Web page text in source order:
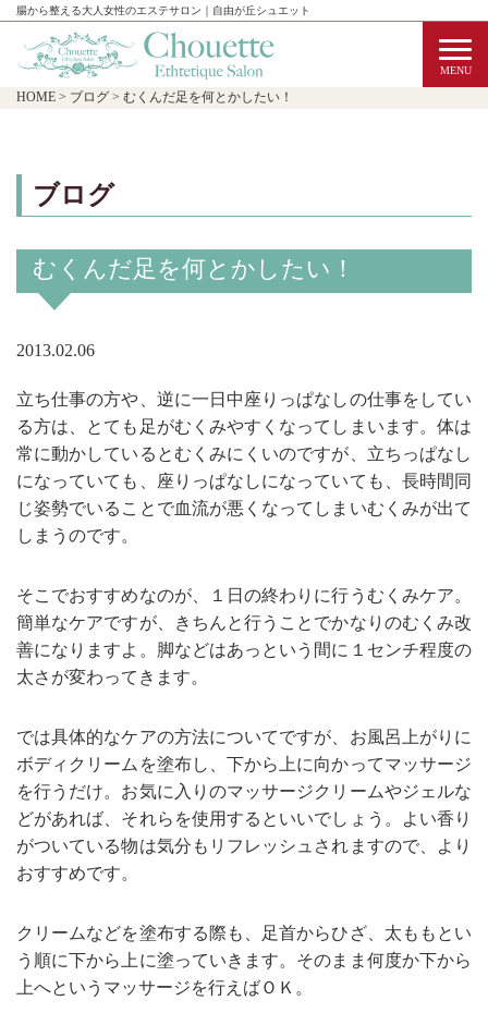
腸から整える大人女性のエステサロン｜自由が丘シュエット
HOME > ブログ > むくんだ足を何とかしたい！
ブログ
むくんだ足を何とかしたい！
2013.02.06
立ち仕事の方や、逆に一日中座りっぱなしの仕事をしてい
る方は、とても足がむくみやすくなってしまいます。体は
常に動かしているとむくみにくいのですが、立ちっぱなし
になっていても、座りっぱなしになっていても、長時間同
じ姿勢でいることで血流が悪くなってしまいむくみが出て
しまうのです。
そこでおすすめなのが、１日の終わりに行うむくみケア。
簡単なケアですが、きちんと行うことでかなりのむくみ改
善になりますよ。脚などはあっという間に１センチ程度の
太さが変わってきます。
では具体的なケアの方法についてですが、お風呂上がりに
ボディクリームを塗布し、下から上に向かってマッサージ
を行うだけ。お気に入りのマッサージクリームやジェルな
どがあれば、それらを使用するといいでしょう。よい香り
がついている物は気分もリフレッシュされますので、より
おすすめです。
クリームなどを塗布する際も、足首からひざ、太ももとい
う順に下から上に塗っていきます。そのまま何度か下から
上へというマッサージを行えばＯＫ。